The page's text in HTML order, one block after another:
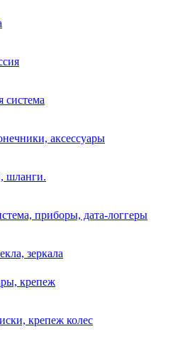
система
аксессуары
шланги.
приборы, дата-логгеры
зеркала
крепеж
крепеж колес